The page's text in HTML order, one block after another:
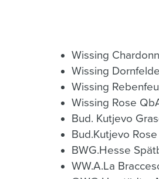
Wissing
Wissing
Wissing
Wissing Rose
Bud. Kutjevo
Bud.Kutjevo
BWG.Hesse
WW.A.La